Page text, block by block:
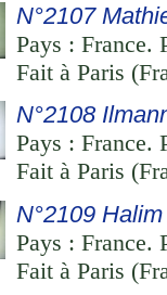
N°2107
Pays : France.
Fait à Paris
N°2108
Pays : France.
Fait à Paris
N°2109
Pays : France.
Fait à Paris